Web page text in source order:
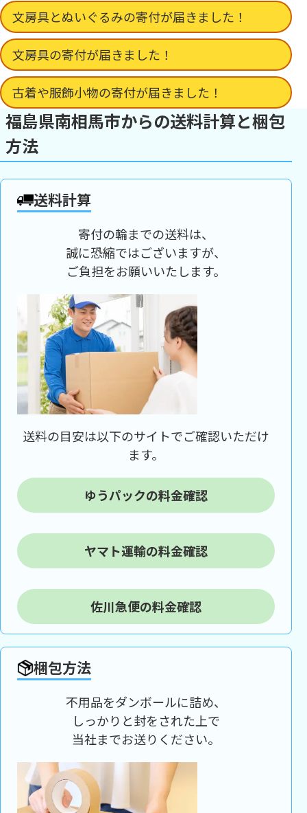
文房具とぬいぐるみの寄付が届きました！
文房具の寄付が届きました！
古着や服飾小物の寄付が届きました！
福島県南相馬市からの送料計算と梱包
方法
送料計算
寄付の輪までの送料は、
誠に恐縮ではございますが、
ご負担をお願いいたします。
送料の目安は以下のサイトでご確認いただけ
ます。
ゆうパックの料金確認
ヤマト運輸の料金確認
佐川急便の料金確認
梱包方法
不用品をダンボールに詰め、
しっかりと封をされた上で
当社までお送りください。